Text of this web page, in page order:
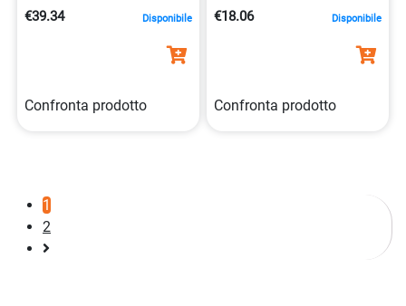
8032611913747
€39.34 Disponibile
Confronta prodotto
– 23×29,7 cm – conf. da 2
€18.06 Disponibile
Confronta prodotto
1
2